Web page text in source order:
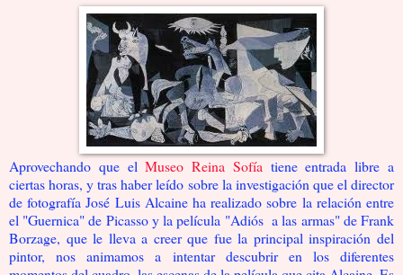
Aprovechando que elMuseo Reina Sofía tiene entrada libre a
ciertas horas, y tras haber leído sobre la investigación que el director
de fotografía José Luis Alcaine ha realizado sobre la relación entre
el "Guernica" de Picasso y la película "Adiós a las armas" de Frank
Borzage, que le lleva a creer que fue la principal inspiración del
pintor, nos animamos a intentar descubrir en los diferentes